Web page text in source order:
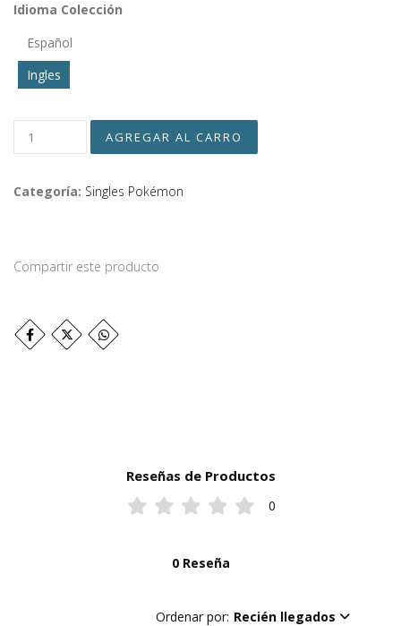
Idioma Colección
Español
Ingles
Categoría: Singles Pokémon
Compartir este producto
Reseñas de Productos
0
0 Reseña
Ordenar por: Recién llegados